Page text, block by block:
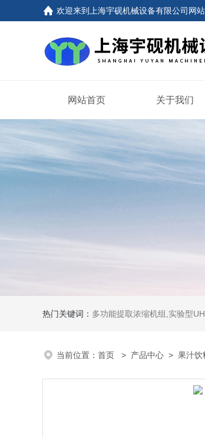
欢迎来到上海宇砚机械设备有限公司网站
网站首页 关于我们
热门关键词： 多功能提取浓缩机组,实验型
当前位置： 首页 > 产品中心 > 果汁饮